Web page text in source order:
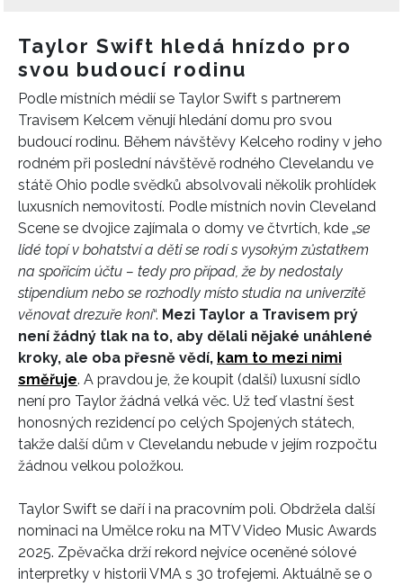
Taylor Swift hledá hnízdo pro
svou budoucí rodinu
Podle místních médií se Taylor Swift s partnerem
Travisem Kelcem věnují hledání domu pro svou
budoucí rodinu. Během návštěvy Kelceho rodiny v jeho
rodném při poslední návštěvě rodného Clevelandu ve
státě Ohio podle svědků absolvovali několik prohlídek
luxusních nemovitostí. Podle místních novin Cleveland
Scene se dvojice zajímala o domy ve čtvrtích, kde „se
lidé topí v bohatství a děti se rodí s vysokým zůstatkem
na spořicím účtu – tedy pro případ, že by nedostaly
stipendium nebo se rozhodly místo studia na univerzitě
věnovat drezuře koní“. Mezi Taylor a Travisem prý
není žádný tlak na to, aby dělali nějaké unáhlené
kroky, ale oba přesně vědí, kam to mezi nimi
směřuje. A pravdou je, že koupit (další) luxusní sídlo
není pro Taylor žádná velká věc. Už teď vlastní šest
honosných rezidencí po celých Spojených státech,
takže další dům v Clevelandu nebude v jejím rozpočtu
žádnou velkou položkou.
Taylor Swift se daří i na pracovním poli. Obdržela další
nominaci na Umělce roku na MTV Video Music Awards
2025. Zpěvačka drží rekord nejvíce oceněné sólové
interpretky v historii VMA s 30 trofejemi. Aktuálně se o